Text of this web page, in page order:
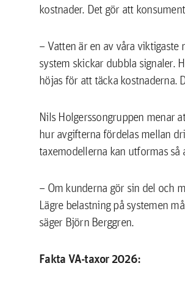
kostnader. Det gör att
– Vatten är en av våra
system skickar dubbla signaler.
höjas för att täcka kostnaderna.
Nils Holgerssongruppen menar
hur avgifterna fördelas mellan
taxemodellerna kan utformas
– Om kunderna gör sin del och
Lägre belastning på systemen
säger Björn Berggren.
Fakta VA-taxor 2026: